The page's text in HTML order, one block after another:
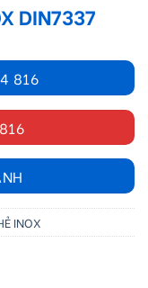
DIN7337
816
INOX